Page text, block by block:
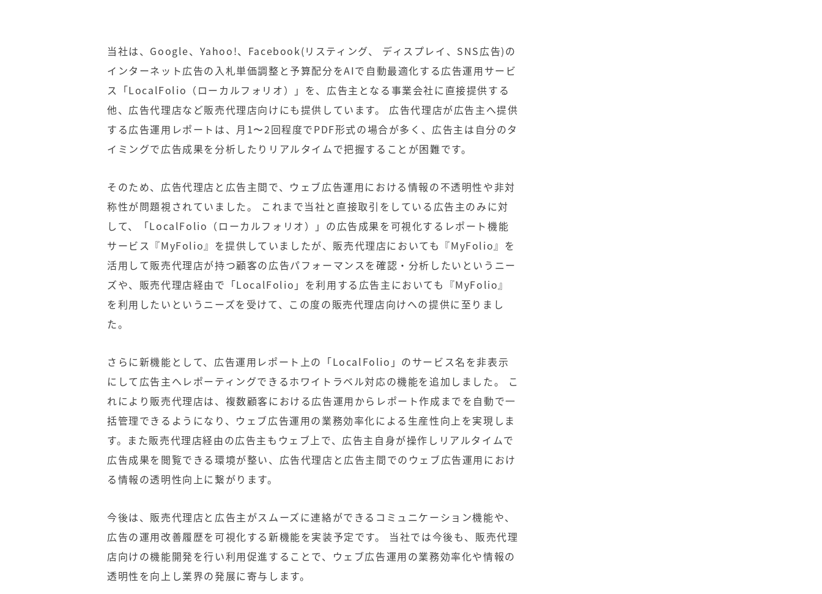
当社は、Google、Yahoo!、Facebook(リスティング、 ディスプレイ、SNS広告)の
インターネット広告の入札単価調整と予算配分をAIで自動最適化する広告運用サービ
ス「LocalFolio（ローカルフォリオ）」を、広告主となる事業会社に直接提供する
他、広告代理店など販売代理店向けにも提供しています。 広告代理店が広告主へ提供
する広告運用レポートは、月1〜2回程度でPDF形式の場合が多く、広告主は自分のタ
イミングで広告成果を分析したりリアルタイムで把握することが困難です。
そのため、広告代理店と広告主間で、ウェブ広告運用における情報の不透明性や非対
称性が問題視されていました。 これまで当社と直接取引をしている広告主のみに対
して、「LocalFolio（ローカルフォリオ）」の広告成果を可視化するレポート機能
サービス『MyFolio』を提供していましたが、販売代理店においても『MyFolio』を
活用して販売代理店が持つ顧客の広告パフォーマンスを確認・分析したいというニー
ズや、販売代理店経由で「LocalFolio」を利用する広告主においても『MyFolio』
を利用したいというニーズを受けて、この度の販売代理店向けへの提供に至りまし
た。
さらに新機能として、広告運用レポート上の「LocalFolio」のサービス名を非表示
にして広告主へレポーティングできるホワイトラベル対応の機能を追加しました。 こ
れにより販売代理店は、複数顧客における広告運用からレポート作成までを自動で一
括管理できるようになり、ウェブ広告運用の業務効率化による生産性向上を実現しま
す。また販売代理店経由の広告主もウェブ上で、広告主自身が操作しリアルタイムで
広告成果を閲覧できる環境が整い、広告代理店と広告主間でのウェブ広告運用におけ
る情報の透明性向上に繋がります。
今後は、販売代理店と広告主がスムーズに連絡ができるコミュニケーション機能や、
広告の運用改善履歴を可視化する新機能を実装予定です。 当社では今後も、販売代理
店向けの機能開発を行い利用促進することで、ウェブ広告運用の業務効率化や情報の
透明性を向上し業界の発展に寄与します。